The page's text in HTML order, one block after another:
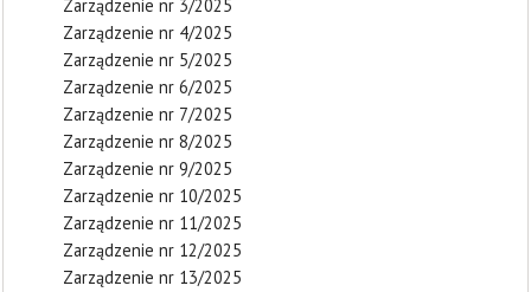
Zarządzenie nr 3/2025
Zarządzenie nr 4/2025
Zarządzenie nr 5/2025
Zarządzenie nr 6/2025
Zarządzenie nr 7/2025
Zarządzenie nr 8/2025
Zarządzenie nr 9/2025
Zarządzenie nr 10/2025
Zarządzenie nr 11/2025
Zarządzenie nr 12/2025
Zarządzenie nr 13/2025